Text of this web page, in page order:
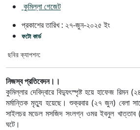
কুমিল্লা গেজেট
প্রকাশের তারিখ : ২৭-জুন-২০২৫ইং
ফটো কার্ড
ছবির ক্যাপশন:
নিজস্ব প্রতিবেদন।।
কুমিল্লার দেবিদ্বারে বিদ্যুৎস্পৃষ্ট হয়ে হাফেজ রিমন
মর্মান্তিক মৃত্যু হয়েছে। শুক্রবার (২৭ জুন) বেলা
সাইলচর মডেল মসজিদ সংলগ্ন ওমর ইবনুল খাত্তাব
ঘটে।